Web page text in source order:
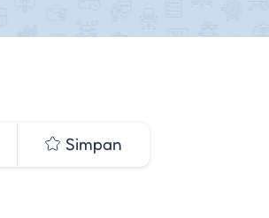
Simpan